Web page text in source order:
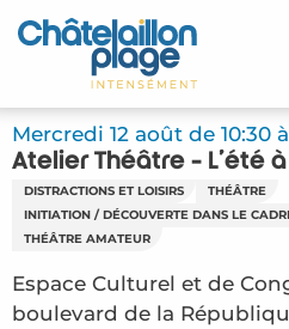
Aller
au
principal
Accueil
Découvrir
Activités
A vivre
Rendez-vous
Mercredi 12 août de 10:30 à
Atelier Théâtre - L'été
DISTRACTIONS ET LOISIRS
THÉÂTRE
INITIATION / DÉCOUVERTE DANS LE
THÉÂTRE AMATEUR
Espace Culturel et de
boulevard de la